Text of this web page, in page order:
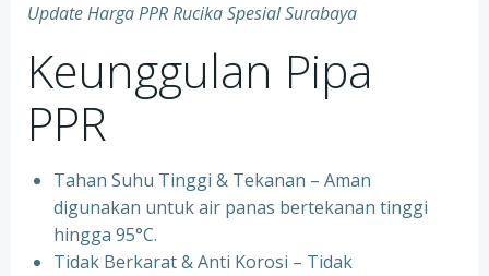
Update Harga PPR Rucika Spesial Surabaya
Keunggulan Pipa
PPR
Tahan Suhu Tinggi & Tekanan – Aman
digunakan untuk air panas bertekanan tinggi
hingga 95°C.
⁠Tidak Berkarat & Anti Korosi – Tidak